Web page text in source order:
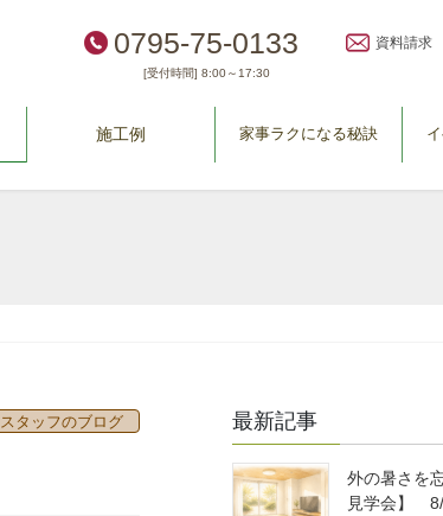
0795-75-0133
[受付時間] 8:00～17:30
資料請求
施工例 家事ラクになる秘訣
スタッフのブログ 最新記事
外の暑さを
見学会】 8/